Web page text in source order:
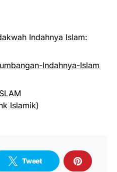
Indahnya Islam:
Indahnya-Islam
Islamik)
Tweet